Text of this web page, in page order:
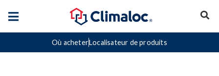
Où acheterLocalisateur de produits